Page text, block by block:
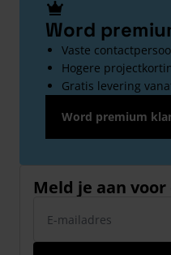
Word
Vaste
Hogere
Gratis levering
Word premium
Meld je aan